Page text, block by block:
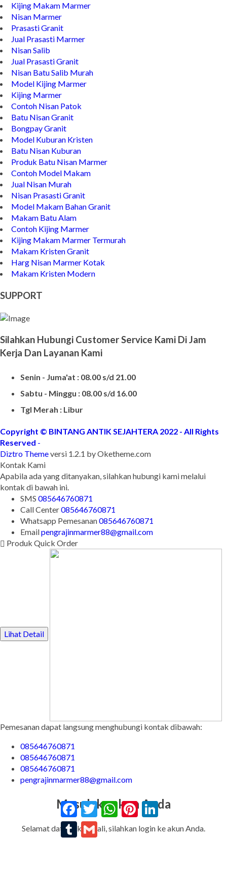
Kijing Makam Marmer
Nisan Marmer
Prasasti Granit
Jual Prasasti Marmer
Nisan Salib
Jual Prasasti Granit
Nisan Batu Salib Murah
Model Kijing Marmer
Kijing Marmer
Contoh Nisan Patok
Batu Nisan Granit
Bongpay Granit
Model Kuburan Kristen
Batu Nisan Kuburan
Produk Batu Nisan Marmer
Contoh Model Makam
Jual Nisan Murah
Nisan Prasasti Granit
Model Makam Bahan Granit
Makam Batu Alam
Contoh Kijing Marmer
Kijing Makam Marmer Termurah
Makam Kristen Granit
Harg Nisan Marmer Kotak
Makam Kristen Modern
SUPPORT
Silahkan Hubungi Customer Service Kami Di Jam
Kerja Dan Layanan Kami
Senin - Juma'at : 08.00 s/d 21.00
Sabtu - Minggu : 08.00 s/d 16.00
Tgl Merah : Libur
Copyright © BINTANG ANTIK SEJAHTERA 2022 - All Rights
Reserved -
Diztro Themeversi 1.2.1 by Oketheme.com
Facebook
TwitterWhatsAppPinterestLinkedIn
TumblrGmail
Kontak Kami
Apabila ada yang ditanyakan, silahkan hubungi kami melalui
kontak di bawah ini.
SMS 085646760871
Call Center085646760871
Whatsapp Pemesanan085646760871
Emailpengrajinmarmer88@gmail.com
Produk Quick Order
Lihat Detail
Pemesanan dapat langsung menghubungi kontak dibawah:
085646760871
085646760871
085646760871
pengrajinmarmer88@gmail.com
Masuk ke akun Anda
Selamat datang kembali, silahkan login ke akun Anda.